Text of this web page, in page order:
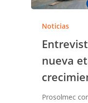
Noticias
nueva
Prosolmec